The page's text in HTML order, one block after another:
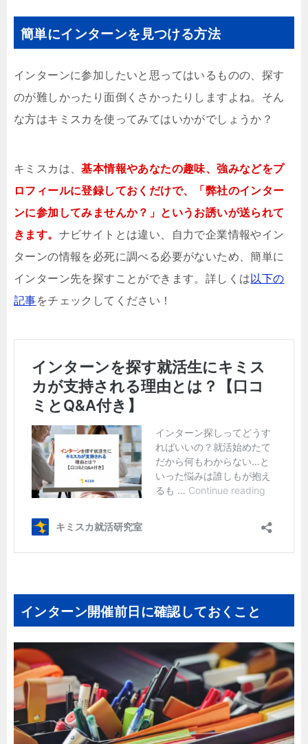
簡単にインターンを見つける方法
インターンに参加したいと思ってはいるものの、探す
のが難しかったり面倒くさかったりしますよね。そん
な方はキミスカを使ってみてはいかがでしょうか？
キミスカは、基本情報やあなたの趣味、強みなどをプ
ロフィールに登録しておくだけで、「弊社のインター
ンに参加してみませんか？」というお誘いが送られて
きます。 ナビサイトとは違い、自力で企業情報やイン
ターンの情報を必死に調べる必要がないため、簡単に
インターン先を探すことができます。詳しくは 以下の
記事をチェックしてください！
インターン開催前日に確認しておくこと